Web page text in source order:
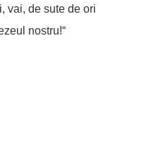
vai, de sute de ori
nostru!“